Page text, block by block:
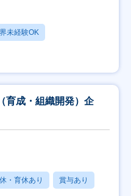
未経験OK
育成・組織開発）企
・育休あり 賞与あり